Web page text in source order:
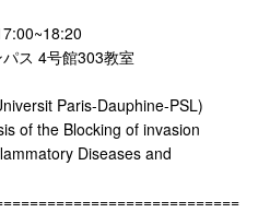
ス 4号館303教室
Paris-Dauphine-PSL)
of the Blocking of invasion
Diseases and